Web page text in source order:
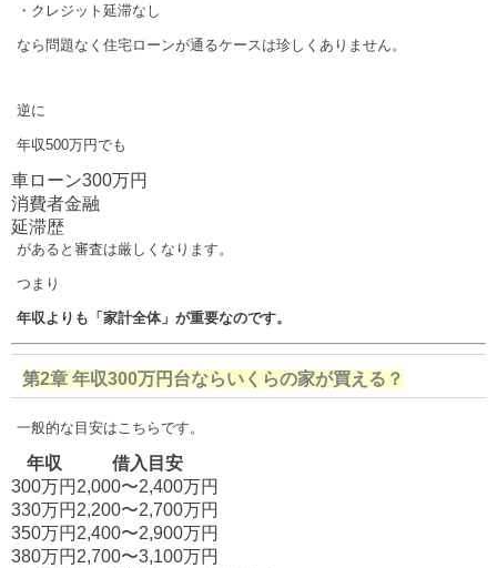
・クレジット延滞なし
なら問題なく住宅ローンが通るケースは珍しくありません。
逆に
年収500万円でも
車ローン300万円
消費者金融
延滞歴
があると審査は厳しくなります。
つまり
年収よりも「家計全体」が重要なのです。
第2章 年収300万円台ならいくらの家が買える？
一般的な目安はこちらです。
年収
借入目安
300万円 2,000〜2,400万円
330万円 2,200〜2,700万円
350万円 2,400〜2,900万円
380万円 2,700〜3,100万円